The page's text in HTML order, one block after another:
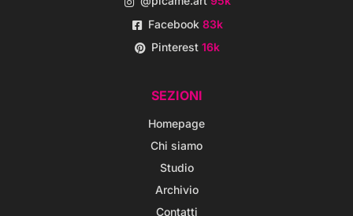
Facebook83k
Pinterest16k
SEZIONI
Homepage
Chi siamo
Studio
Archivio
Contatti